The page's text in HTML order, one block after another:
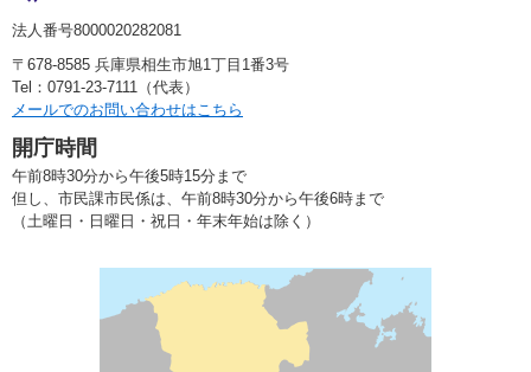
法人番号8000020282081
〒678-8585 兵庫県相生市旭1丁目1番3号
Tel：0791-23-7111（代表）
メールでのお問い合わせはこちら
開庁時間
午前8時30分から午後5時15分まで
但し、市民課市民係は、午前8時30分から午後6時まで
（土曜日・日曜日・祝日・年末年始は除く）